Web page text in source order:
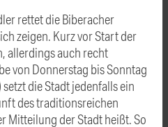
rettet die Biberacher
zeigen. Kurz vor Start der
allerdings auch recht
von Donnerstag bis Sonntag
die Stadt jedenfalls ein
des traditionsreichen
Mitteilung der Stadt heißt. So